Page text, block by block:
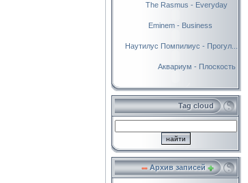
The Rasmus - Everyday
Eminem - Business
Наутилус Помпилиус - Прогул...
Аквариум - Плоскость
Tag cloud
Архив записей